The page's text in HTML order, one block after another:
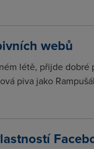
webů
létě, přijde dobré
piva jako